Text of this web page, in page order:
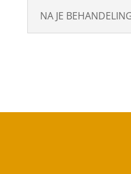
NA JE